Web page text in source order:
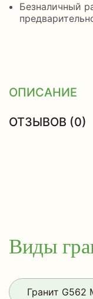
Безналичный
ОПИСАНИЕ
ОТЗЫВОВ (0)
Виды
Гранит G562